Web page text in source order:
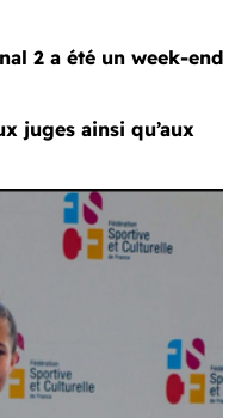
2 a été un week-end
juges ainsi qu’aux